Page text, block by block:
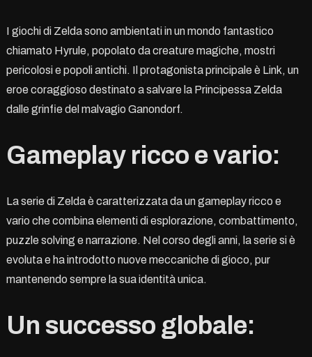
I giochi di Zelda sono ambientati in un mondo fantastico
chiamato Hyrule, popolato da creature magiche, mostri
pericolosi e popoli antichi. Il protagonista principale è Link, un
eroe coraggioso destinato a salvare la Principessa Zelda
dalle grinfie del malvagio Ganondorf.
Gameplay ricco e vario:
La serie di Zelda è caratterizzata da un gameplay ricco e
vario che combina elementi di esplorazione, combattimento,
puzzle solving e narrazione. Nel corso degli anni, la serie si è
evoluta e ha introdotto nuove meccaniche di gioco, pur
mantenendo sempre la sua identità unica.
Un successo globale: